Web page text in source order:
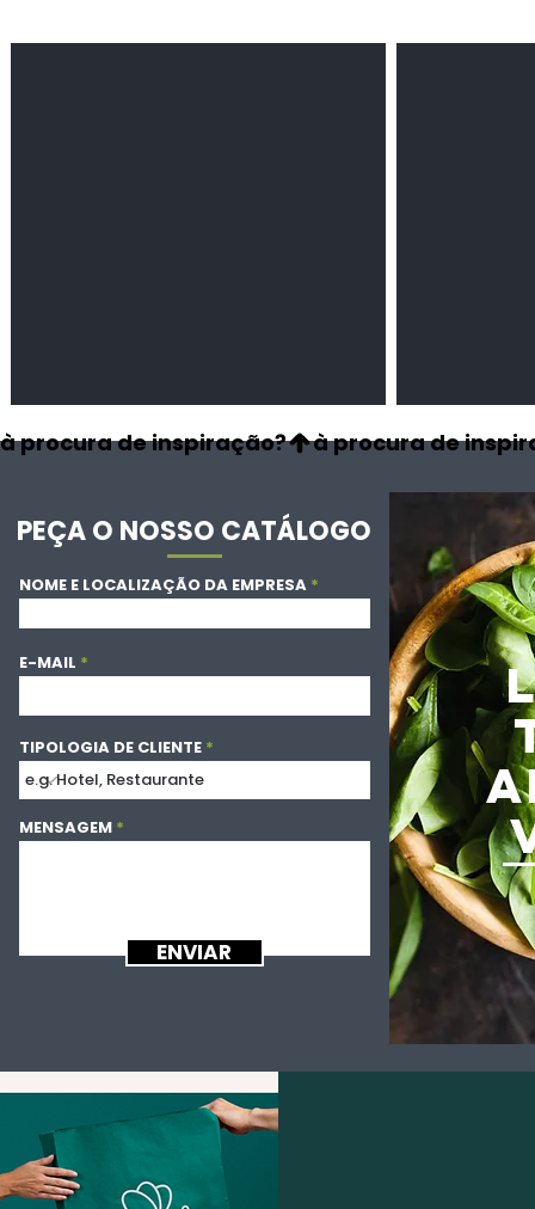
à procura de inspiração?
PEÇA O NOSSO CATÁLOGO
NOME E LOCALIZAÇÃO DA EMPRESA
E-MAIL
TIPOLOGIA DE CLIENTE
MENSAGEM
ENVIAR